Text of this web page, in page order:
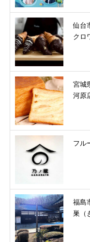
仙台
クロ
宮城
河原
フル
福島
巣（